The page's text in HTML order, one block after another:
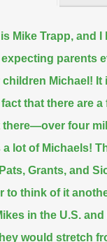
Mike Trapp, and I
parents
Michael! It
that there are a
there—over four
a lot of Michaels!
Grants, and
to think of it
in the U.S.
would stretch